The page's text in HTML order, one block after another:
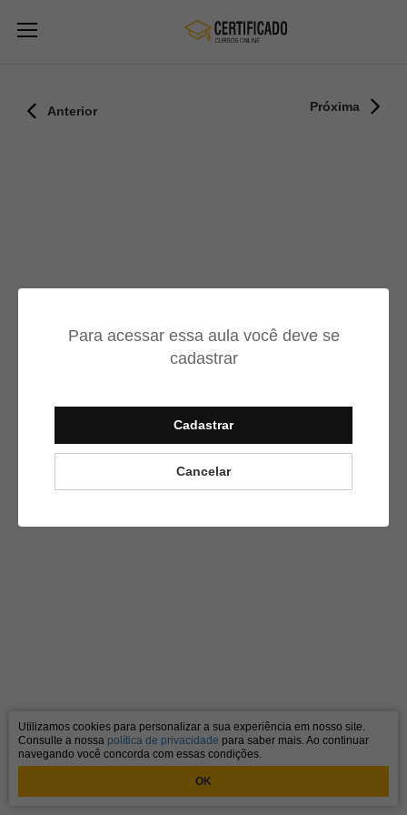
Para acessar essa aula você deve se
cadastrar
Cadastrar
Cancelar
Anterior Próxima
Utilizamos cookies para personalizar a sua experiência em nosso site.
Consulte a nossa política de privacidade para saber mais. Ao continuar
navegando você concorda com essas condições.
OK